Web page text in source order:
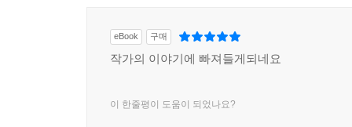
eBook 구매
작가의 이야기에 빠져들게되네요
이 한줄평이 도움이 되었나요?